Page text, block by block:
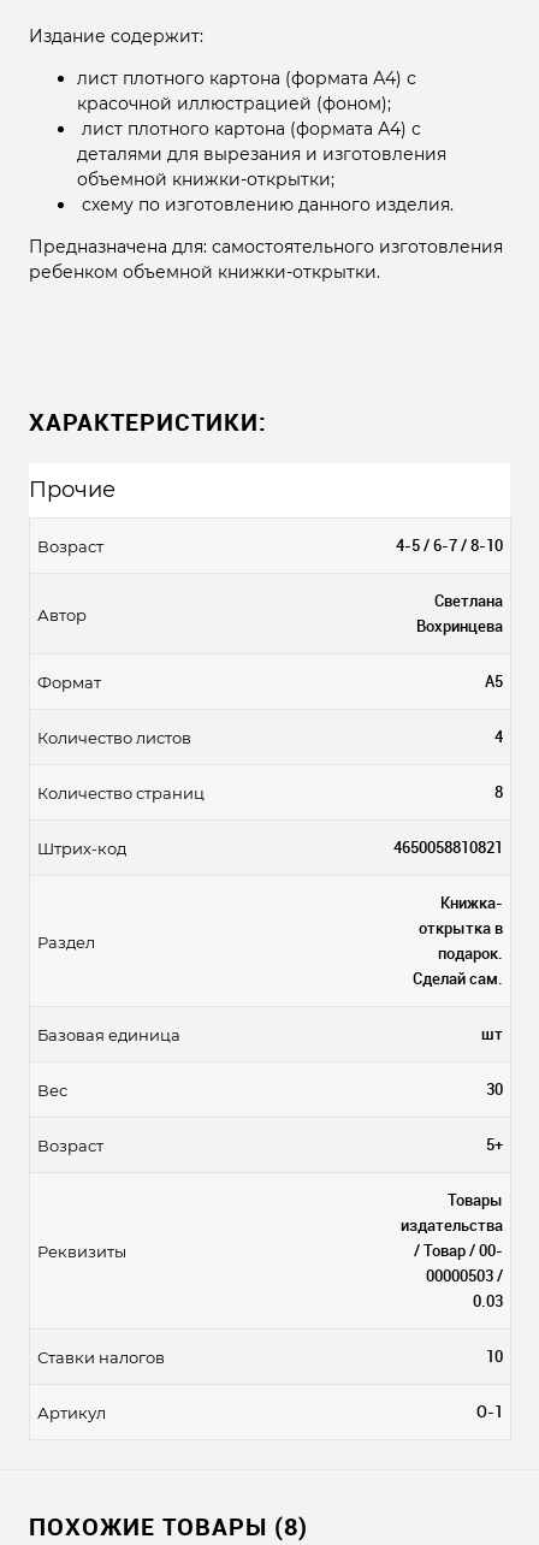
Издание содержит:
лист плотного картона (формата А4) с
красочной иллюстрацией (фоном);
лист плотного картона (формата А4) с
деталями для вырезания и изготовления
объемной книжки-открытки;
схему по изготовлению данного изделия.
Предназначена для: самостоятельного изготовления
ребенком объемной книжки-открытки.
ХАРАКТЕРИСТИКИ:
Прочие
Возраст 4-5 / 6-7 / 8-10
Автор
Светлана
Вохринцева
Формат А5
Количество листов 4
Количество страниц 8
Штрих-код 4650058810821
Раздел
Книжка-
открытка в
подарок.
Cделай сам.
Базовая единица шт
Вес 30
Возраст 5+
Реквизиты
Товары
издательства
/ Товар / 00-
00000503 /
0.03
Ставки налогов 10
Артикул О-1
ПОХОЖИЕ ТОВАРЫ (8)